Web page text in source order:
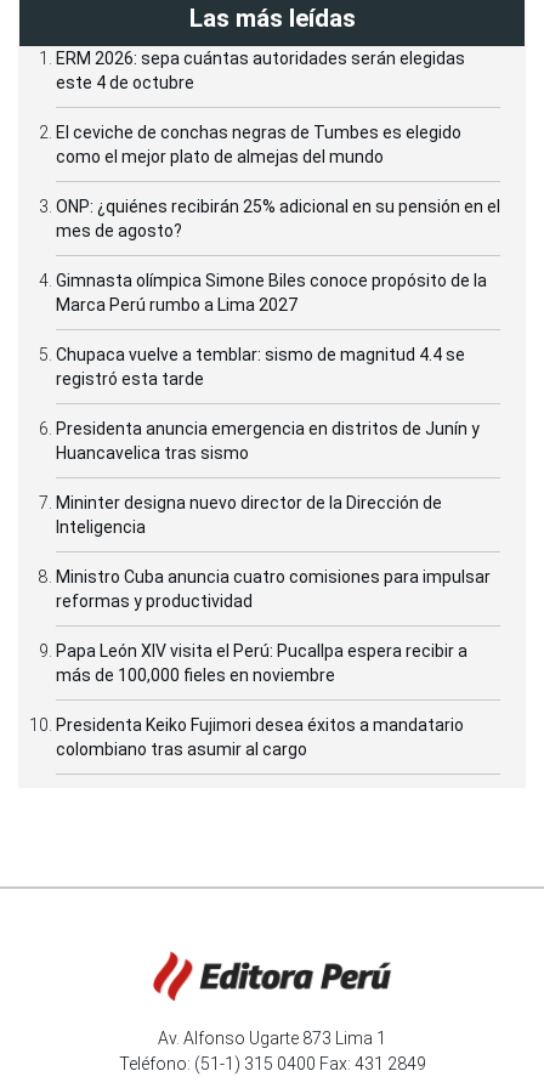
Las más leídas
ERM 2026: sepa cuántas autoridades serán elegidas
este 4 de octubre
El ceviche de conchas negras de Tumbes es elegido
como el mejor plato de almejas del mundo
ONP: ¿quiénes recibirán 25% adicional en su pensión en el
mes de agosto?
Gimnasta olímpica Simone Biles conoce propósito de la
Marca Perú rumbo a Lima 2027
Chupaca vuelve a temblar: sismo de magnitud 4.4 se
registró esta tarde
Presidenta anuncia emergencia en distritos de Junín y
Huancavelica tras sismo
Mininter designa nuevo director de la Dirección de
Inteligencia
Ministro Cuba anuncia cuatro comisiones para impulsar
reformas y productividad
Papa León XIV visita el Perú: Pucallpa espera recibir a
más de 100,000 fieles en noviembre
Presidenta Keiko Fujimori desea éxitos a mandatario
colombiano tras asumir al cargo
Av. Alfonso Ugarte 873 Lima 1
Teléfono: (51-1) 315 0400 Fax: 431 2849